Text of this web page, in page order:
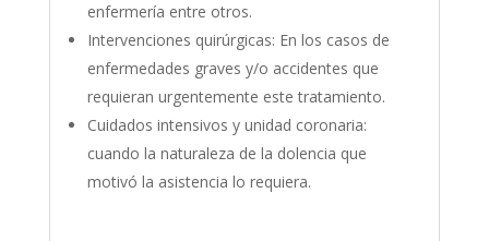
enfermería entre otros.
Intervenciones quirúrgicas: En los casos de
enfermedades graves y/o accidentes que
requieran urgentemente este tratamiento.
Cuidados intensivos y unidad coronaria:
cuando la naturaleza de la dolencia que
motivó la asistencia lo requiera.